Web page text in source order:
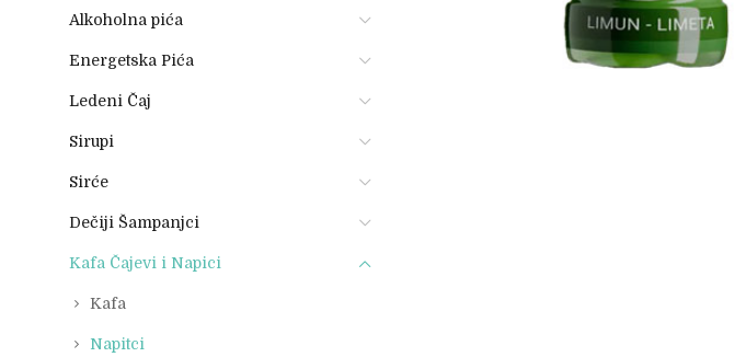
Alkoholna pića
Energetska Pića
Ledeni Čaj
Sirupi
Sirće
Dečiji Šampanjci
Kafa Čajevi i Napici
Kafa
Napitci